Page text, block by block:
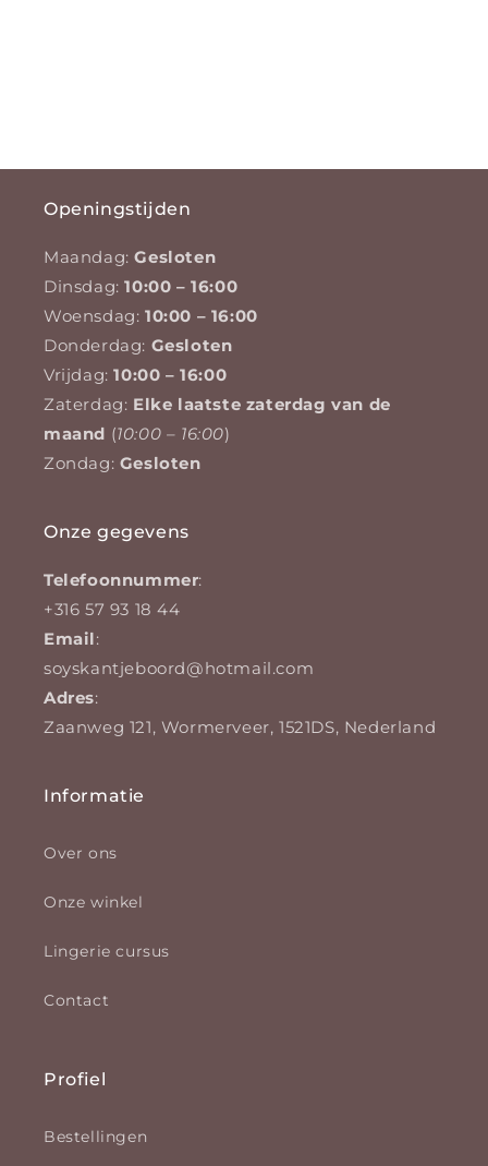
Openingstijden
Maandag:Gesloten
Dinsdag:10:00 – 16:00
Woensdag: 10:00 – 16:00
Donderdag: Gesloten
Vrijdag:10:00 – 16:00
Zaterdag: Elke laatste zaterdag van de
maand (10:00 – 16:00)
Zondag: Gesloten
Onze gegevens
Telefoonnummer:
+316 57 93 18 44
Email:
soyskantjeboord@hotmail.com
Adres:
Zaanweg 121, Wormerveer, 1521DS, Nederland
Informatie
Over ons
Onze winkel
Lingerie cursus
Contact
Profiel
Bestellingen